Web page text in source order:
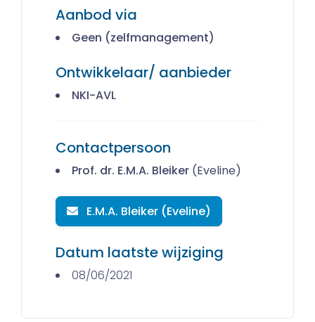
Aanbod via
Geen (zelfmanagement)
Ontwikkelaar/ aanbieder
NKI-AVL
Contactpersoon
Prof. dr. E.M.A. Bleiker (Eveline)
E.M.A. Bleiker (Eveline)
Datum laatste wijziging
08/06/2021